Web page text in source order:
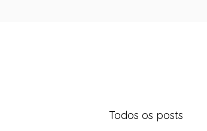
Todos os posts